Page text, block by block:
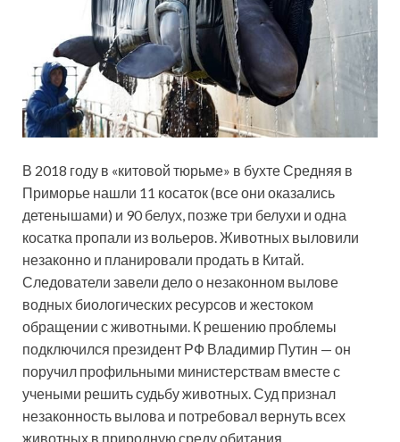
В 2018 году в «китовой тюрьме» в бухте Средняя в
Приморье нашли 11 косаток (все они оказались
детенышами) и 90 белух, позже три белухи и одна
косатка пропали из вольеров. Животных выловили
незаконно и планировали продать в Китай.
Следователи завели дело о незаконном вылове
водных биологических ресурсов и жестоком
обращении с животными. К решению проблемы
подключился президент РФ Владимир Путин — он
поручил профильными министерствам вместе с
учеными решить судьбу животных. Суд признал
незаконность вылова и потребовал вернуть всех
животных в природную среду обитания.